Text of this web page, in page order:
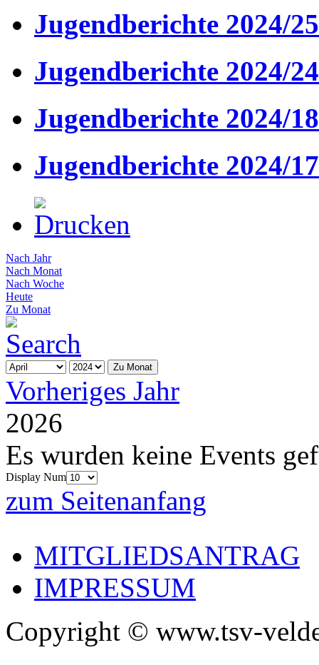
Jugendberichte 2024/25
Jugendberichte 2024/24
Jugendberichte 2024/18
Jugendberichte 2024/17
Nach Jahr
Nach Monat
Nach Woche
Heute
Zu Monat
Zu Monat
Vorheriges Jahr
2026
Es wurden keine Events
Display Num
zum Seitenanfang
MITGLIEDSANTRAG
IMPRESSUM
Copyright © www.tsv-